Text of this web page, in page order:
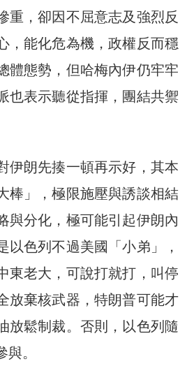
重，卻因不屈意志及強烈反
，能化危為機，政權反而穩
體態勢，但哈梅內伊仍牢牢
也表示聽從指揮，團結共禦
伊朗先揍一頓再示好，其本
棒」，極限施壓與誘談相結
與分化，極可能引起伊朗內
以色列不過美國「小弟」，
東老大，可說打就打，叫停
放棄核武器，特朗普可能才
放鬆制裁。否則，以色列隨
。